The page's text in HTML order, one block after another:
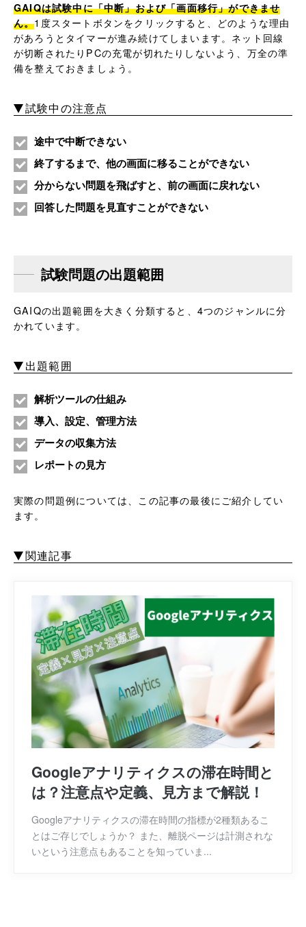
GAIQは試験中に「中断」および「画面移行」ができませ
ん。1度スタートボタンをクリックすると、どのような理由
があろうとタイマーが進み続けてしまいます。ネット回線
が切断されたりPCの充電が切れたりしないよう、万全の準
備を整えておきましょう。
試験中の注意点
途中で中断できない
終了するまで、他の画面に移ることができない
分からない問題を飛ばすと、前の画面に戻れない
回答した問題を見直すことができない
試験問題の出題範囲
GAIQの出題範囲を大きく分類すると、4つのジャンルに分
かれています。
出題範囲
解析ツールの仕組み
導入、設定、管理方法
データの収集方法
レポートの見方
実際の問題例については、この記事の最後にご紹介してい
ます。
関連記事
Googleアナリティクスの滞在時間と
は？注意点や定義、見方まで解説！
Googleアナリティクスの滞在時間の指標が2種類あるこ
とはご存じでしょうか？ また、離脱ページは計測されな
いという注意点もあることを知っていま...